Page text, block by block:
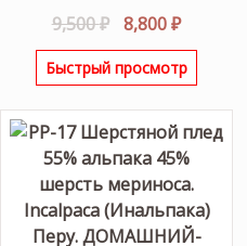
9,500₽
Первоначальная
цена
составляла
8,800₽Текущая
цена:
8,800 ₽.
Быстрый просмотр